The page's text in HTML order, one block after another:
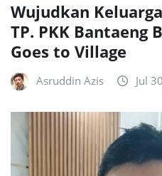
Wujudkan
TP. PKK Bantaeng
Goes to Village
Asruddin Azis Jul